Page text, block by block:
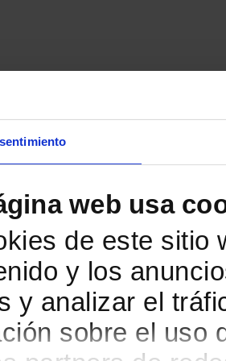
web usa
de este sitio
y los
y analizar el
sobre el uso